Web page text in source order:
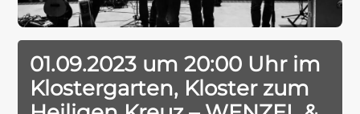
01.09.2023 um 20:00 Uhr im
Klostergarten, Kloster zum